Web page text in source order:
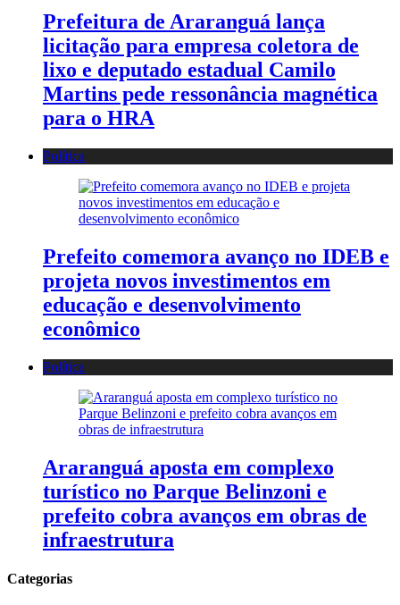
Prefeitura de Araranguá lança
licitação para empresa coletora de
lixo e deputado estadual Camilo
Martins pede ressonância magnética
para o HRA
Política
Prefeito comemora avanço no IDEB e
projeta novos investimentos em
educação e desenvolvimento
econômico
Política
Araranguá aposta em complexo
turístico no Parque Belinzoni e
prefeito cobra avanços em obras de
infraestrutura
Categorias